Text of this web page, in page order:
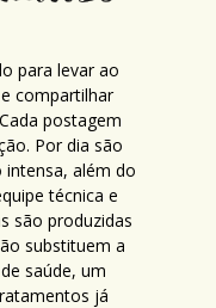
para levar ao
compartilhar
postagem
Por dia são
intensa, além do
técnica e
são produzidas
substituem a
saúde, um
já